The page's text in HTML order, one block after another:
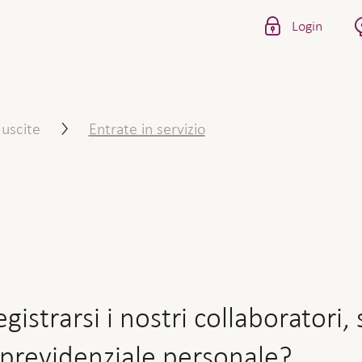
Login
Entrate in servizio
i nostri collaboratori,